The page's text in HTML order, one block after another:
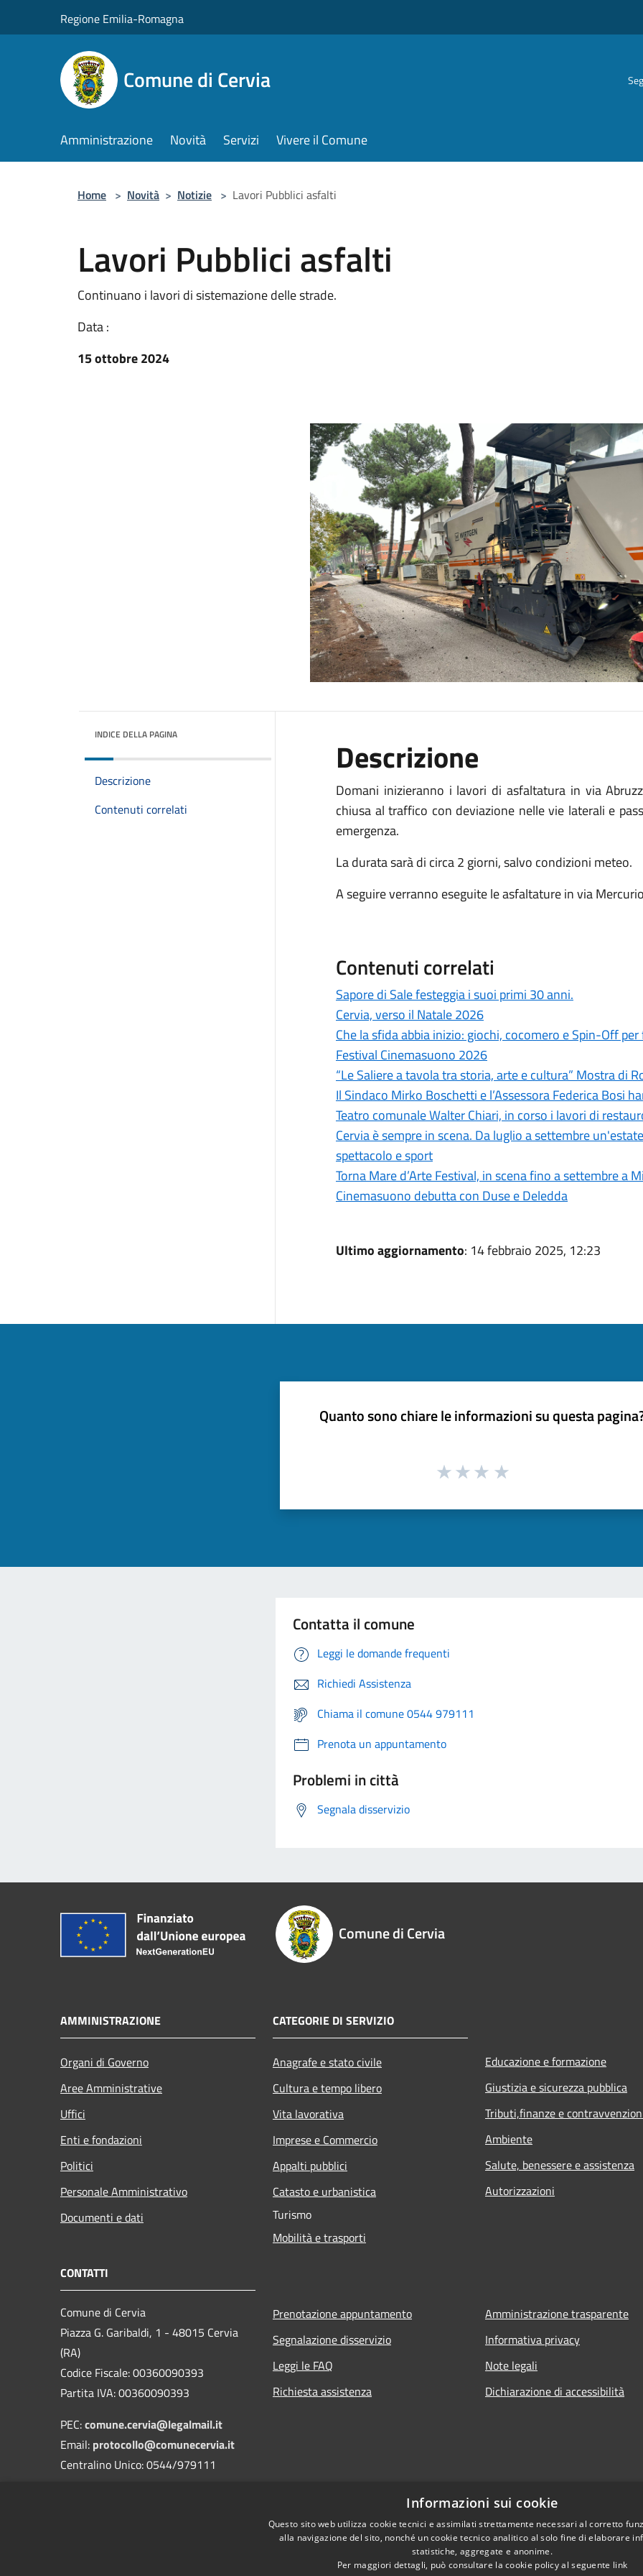
Regione Emilia-Romagna
Comune di Cervia
Amministrazione Novità Servizi Vivere il Comune
Home > Novità > Notizie > Lavori Pubblici asfalti
Lavori Pubblici asfalti
Continuano i lavori di sistemazione delle strade.
Data :
15 ottobre 2024
INDICE DELLA PAGINA
Descrizione
Contenuti correlati
Descrizione
Domani inizieranno i lavori di asfaltatura in via
chiusa al traffico con deviazione nelle vie laterali e
emergenza.
La durata sarà di circa 2 giorni, salvo condizioni meteo.
A seguire verranno eseguite le asfaltature in via
Contenuti correlati
Sapore di Sale festeggia i suoi primi 30 anni.
Cervia, verso il Natale 2026
Che la sfida abbia inizio: giochi, cocomero e Spin-Off
Festival Cinemasuono 2026
“Le Saliere a tavola tra storia, arte e cultura” Mostra di
Il Sindaco Mirko Boschetti e l’Assessora Federica Bosi
Teatro comunale Walter Chiari, in corso i lavori di
Cervia è sempre in scena. Da luglio a settembre
spettacolo e sport
Torna Mare d’Arte Festival, in scena fino a settembre a
Cinemasuono debutta con Duse e Deledda
Ultimo aggiornamento: 14 febbraio 2025, 12:23
Quanto sono chiare le informazioni su questa
Contatta il comune
Leggi le domande frequenti
Richiedi Assistenza
Chiama il comune 0544 979111
Prenota un appuntamento
Problemi in città
Segnala disservizio
Comune di Cervia
AMMINISTRAZIONE
Organi di Governo
Aree Amministrative
Uffici
Enti e fondazioni
Politici
Personale Amministrativo
Documenti e dati
CATEGORIE DI SERVIZIO
Anagrafe e stato civile
Cultura e tempo libero
Vita lavorativa
Imprese e Commercio
Appalti pubblici
Catasto e urbanistica
Turismo
Mobilità e trasporti
Educazione e formazione
Giustizia e sicurezza pubblica
Tributi,finanze e
Ambiente
Salute, benessere e assistenza
Autorizzazioni
CONTATTI
Comune di Cervia
Piazza G. Garibaldi, 1 - 48015 Cervia
(RA)
Codice Fiscale: 00360090393
Partita IVA: 00360090393
PEC:comune.cervia@legalmail.it
Email: protocollo@comunecervia.it
Centralino Unico: 0544/979111
Prenotazione appuntamento
Segnalazione disservizio
Leggi le FAQ
Richiesta assistenza
Amministrazione trasparente
Informativa privacy
Note legali
Dichiarazione di accessibilità
Informazioni sui cookie
Questo sito web utilizza cookie tecnici e assimilati strettamente necessari al corretto
alla navigazione del sito, nonché un cookie tecnico analitico al solo fine di elaborare
statistiche, aggregate e anonime.
Per maggiori dettagli, può consultare la cookie policy al seguente link